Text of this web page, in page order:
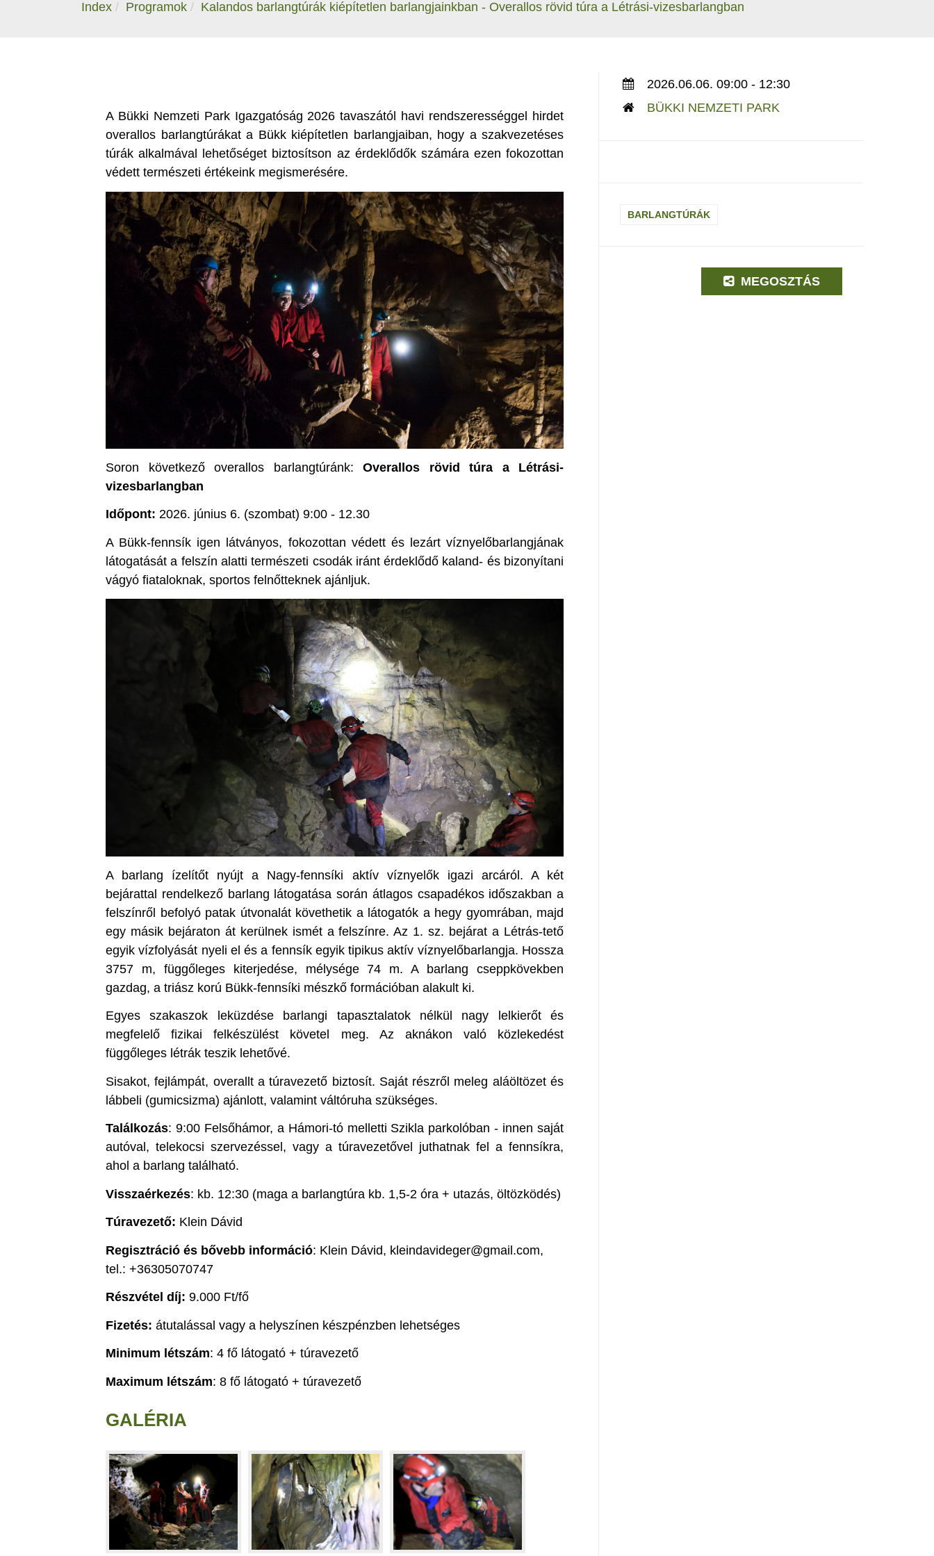
Index Programok Kalandos barlangtúrák kiépítetlen barlangjainkban - Overallos rövid túra a Létrási-vizesbarlangban
A Bükki Nemzeti Park Igazgatóság 2026 tavaszától havi rendszerességgel hirdet
overallos barlangtúrákat a Bükk kiépítetlen barlangjaiban, hogy a szakvezetéses
túrák alkalmával lehetőséget biztosítson az érdeklődők számára ezen fokozottan
védett természeti értékeink megismerésére.
Soron következő overallos barlangtúránk: Overallos rövid túra a Létrási-
vizesbarlangban
Időpont: 2026. június 6. (szombat) 9:00 - 12.30
A Bükk-fennsík igen látványos, fokozottan védett és lezárt víznyelőbarlangjának
látogatását a felszín alatti természeti csodák iránt érdeklődő kaland- és bizonyítani
vágyó fiataloknak, sportos felnőtteknek ajánljuk.
A barlang ízelítőt nyújt a Nagy-fennsíki aktív víznyelők igazi arcáról. A két
bejárattal rendelkező barlang látogatása során átlagos csapadékos időszakban a
felszínről befolyó patak útvonalát követhetik a látogatók a hegy gyomrában, majd
egy másik bejáraton át kerülnek ismét a felszínre. Az 1. sz. bejárat a Létrás-tető
egyik vízfolyását nyeli el és a fennsík egyik tipikus aktív víznyelőbarlangja. Hossza
3757 m, függőleges kiterjedése, mélysége 74 m. A barlang cseppkövekben
gazdag, a triász korú Bükk-fennsíki mészkő formációban alakult ki.
Egyes szakaszok leküzdése barlangi tapasztalatok nélkül nagy lelkierőt és
megfelelő fizikai felkészülést követel meg. Az aknákon való közlekedést
függőleges létrák teszik lehetővé.
Sisakot, fejlámpát, overallt a túravezető biztosít. Saját részről meleg aláöltözet és
lábbeli (gumicsizma) ajánlott, valamint váltóruha szükséges.
Találkozás: 9:00 Felsőhámor, a Hámori-tó melletti Szikla parkolóban - innen saját
autóval, telekocsi szervezéssel, vagy a túravezetővel juthatnak fel a fennsíkra,
ahol a barlang található.
Visszaérkezés: kb. 12:30 (maga a barlangtúra kb. 1,5-2 óra + utazás, öltözködés)
Túravezető: Klein Dávid
Regisztráció és bővebb információ: Klein Dávid, kleindavideger@gmail.com,
tel.: +36305070747
Részvétel díj: 9.000 Ft/fő
Fizetés: átutalással vagy a helyszínen készpénzben lehetséges
Minimum létszám: 4 fő látogató + túravezető
Maximum létszám: 8 fő látogató + túravezető
GALÉRIA
2026.06.06. 09:00 - 12:30
BÜKKI NEMZETI PARK
BARLANGTÚRÁK
MEGOSZTÁS